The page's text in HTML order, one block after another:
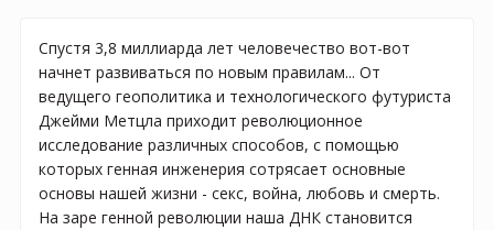
Спустя 3,8 миллиарда лет человечество вот-вот
начнет развиваться по новым правилам... От
ведущего геополитика и технологического футуриста
Джейми Метцла приходит революционное
исследование различных способов, с помощью
которых генная инженерия сотрясает основные
основы нашей жизни - секс, война, любовь и смерть.
На заре генной революции наша ДНК становится